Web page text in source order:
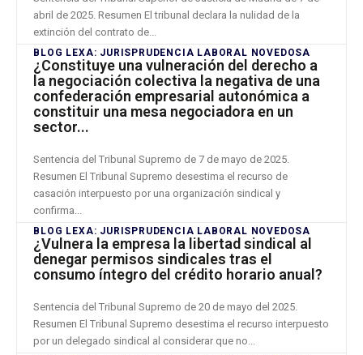
abril de 2025. Resumen El tribunal declara la nulidad de la
extinción del contrato de...
BLOG LEXA: JURISPRUDENCIA LABORAL NOVEDOSA
¿Constituye una vulneración del derecho a
la negociación colectiva la negativa de una
confederación empresarial autonómica a
constituir una mesa negociadora en un
sector...
Sentencia del Tribunal Supremo de 7 de mayo de 2025.
Resumen El Tribunal Supremo desestima el recurso de
casación interpuesto por una organización sindical y
confirma...
BLOG LEXA: JURISPRUDENCIA LABORAL NOVEDOSA
¿Vulnera la empresa la libertad sindical al
denegar permisos sindicales tras el
consumo íntegro del crédito horario anual?
Sentencia del Tribunal Supremo de 20 de mayo del 2025.
Resumen El Tribunal Supremo desestima el recurso interpuesto
por un delegado sindical al considerar que no...